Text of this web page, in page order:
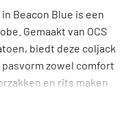
Beacon Blue is een
Gemaakt van OCS
biedt deze coljack
zowel comfort
en rits maken
bewegingsvrijheid,